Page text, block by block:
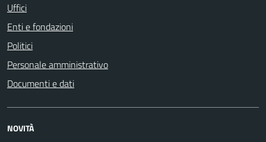
Uffici
Enti e fondazioni
Politici
Personale amministrativo
Documenti e dati
NOVITÀ